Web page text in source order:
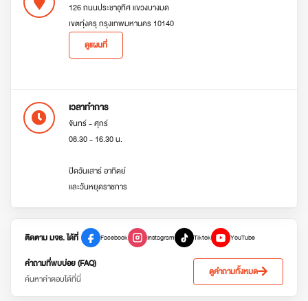
126 ถนนประชาอุทิศ แขวงบางมด
เขตทุ่งครุ กรุงเทพมหานคร 10140
ดูแผนที่
เวลาทำการ
จันทร์ - ศุกร์
08.30 - 16.30 น.
ปิดวันเสาร์ อาทิตย์
และวันหยุดราชการ
ติดตาม มจธ. ได้ที่ Facebook Instagram Tiktok YouTube
คำถามที่พบบ่อย (FAQ)
ค้นหาคำตอบได้ที่นี่
ดูคำถามทั้งหมด